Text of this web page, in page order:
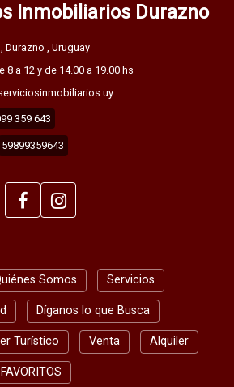
Inmobiliarios Durazno
Durazno , Uruguay
8 a 12 y de 14.00 a 19.00 hs
359 643
59899359643
Somos Servicios
Díganos lo que Busca
Turístico Venta Alquiler